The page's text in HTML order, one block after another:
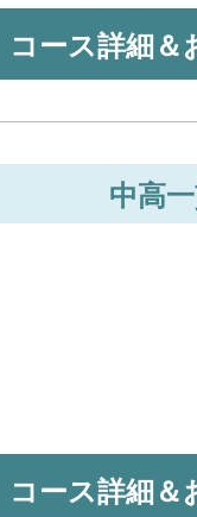
コース詳細＆
中高
コース詳細＆